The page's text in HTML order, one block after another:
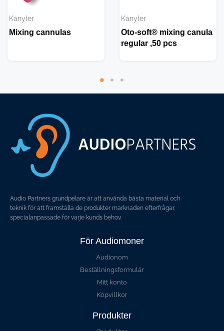
Kanyler
Mixing cannulas
Kanyler
Oto-soft® mixing canula
regular ,50 pcs
Audio Partners grundpelare är att använda bästa material och
teknik för att framställa de produkter marknaden efterfrågar,
specialanpassade för varje kunds behov.
För Audiomoner
Audionom
Beställningsformulär
Mitt konto
Köpvillkor
Produkter